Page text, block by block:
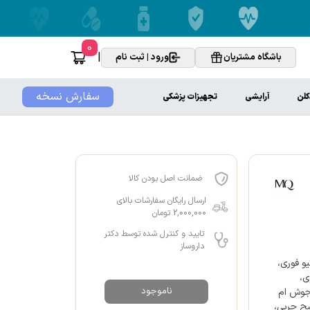
باشگاه مشتریان ورود | ثبت نام |
0
سفارش نسخه آرایشی تجهیزات پزشکی
فوری،
جوش ام
چربی،
ضمانت اصل بودن کالا
ارسال رایگان سفارشات بالای
2,000,000 تومان
تایید و کنترل شده توسط دکتر
داروساز
ناموجود